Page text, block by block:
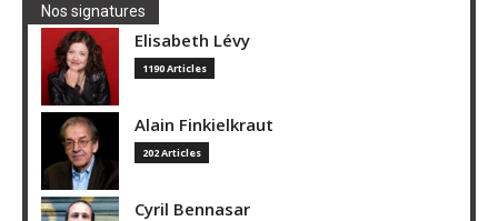
Nos signatures
Elisabeth Lévy
1190 Articles
Alain Finkielkraut
202 Articles
Cyril Bennasar